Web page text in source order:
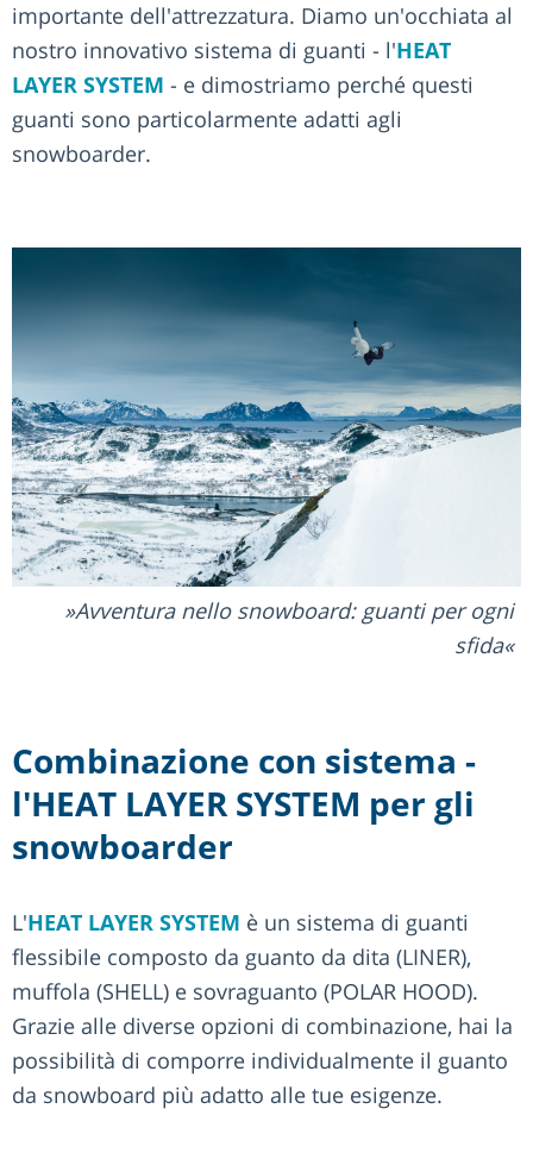
importante dell'attrezzatura. Diamo un'occhiata al
nostro innovativo sistema di guanti - l'HEAT
LAYER SYSTEM - e dimostriamo perché questi
guanti sono particolarmente adatti agli
snowboarder.
Avventura nello snowboard: guanti per ogni
sfida
Combinazione con sistema -
l'HEAT LAYER SYSTEM per gli
snowboarder
L'HEAT LAYER SYSTEM è un sistema di guanti
flessibile composto da guanto da dita (LINER),
muffola (SHELL) e sovraguanto (POLAR HOOD).
Grazie alle diverse opzioni di combinazione, hai la
possibilità di comporre individualmente il guanto
da snowboard più adatto alle tue esigenze.